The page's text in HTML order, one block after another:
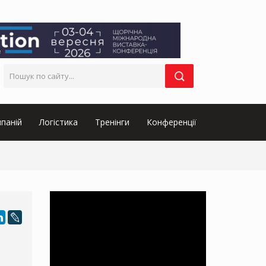
Логістика Тренінги Конференції